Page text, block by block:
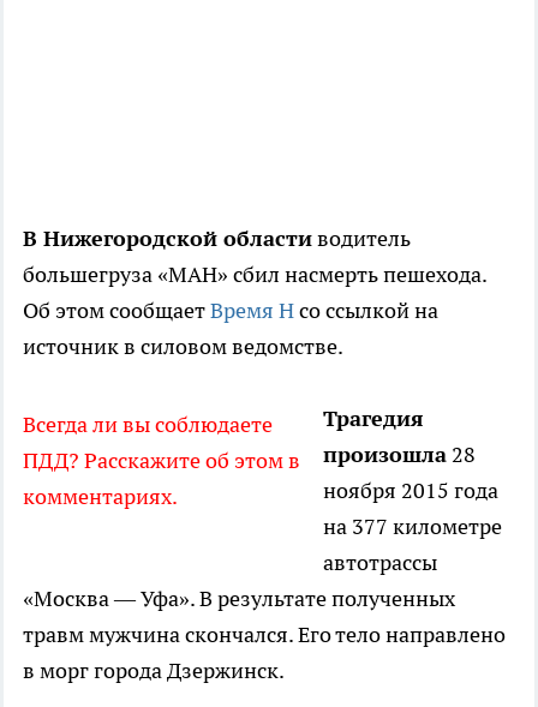
В Нижегородской областиводитель
большегруза «МАН» сбил насмерть пешехода.
Об этом сообщаетВремя Нсо ссылкой на
источник в силовом ведомстве.
Всегда ли вы соблюдаете
ПДД? Расскажите об этом в
комментариях.
Трагедия
произошла 28
ноября 2015 года
на 377 километре
автотрассы
«Москва — Уфа». В результате полученных
травм мужчина скончался. Его тело направлено
в морг города Дзержинск.